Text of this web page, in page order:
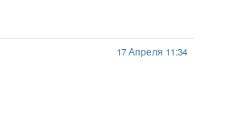
17 Апреля 11:34